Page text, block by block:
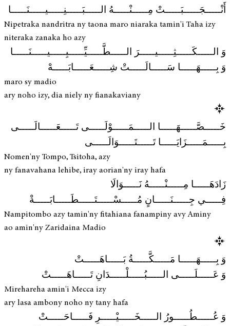
أَنْـــــجَـــــبَـــــتْ مِـــــنْـــــهُ الـــــبَـــــنِـــــيـــــنَـــــا
Nipetraka nandritra ny taona maro niaraka tamin'i Taha izy
niteraka zanaka ho azy
وَ الـــــكَـــــثِـــــيـــــرَ الـــــطَّـــــيِّـــــبِـــــيـــــنَـــــا
وَ بِـــــهَـــــا سَـــــالَـــــتْ شِـــــعَـــــابَـــــهْ
maro sy madio
ary noho izy, dia niely ny fianakaviany
خَـــــصَّـــــهَـــــا الـــــمَـــــوْلَـــــى تَـــــعَـــــالَـــــى
بِـــــمَـــــزَايَـــــا تَـــــتَـــــوَالَـــــى
Nomen'ny Tompo, Tsitoha, azy
ny fanavahana lehibe, iray aorian'ny iray hafa
زَادَهَـــــا مِـــــنْـــــهُ نَـــــوَالَا
فِـــــي جِـــــنَـــــانٍ مُـــــسْـــــتَـــــطَـــــابَـــــةْ
Nampitombo azy tamin'ny fitahiana fanampiny avy Aminy
ao amin'ny Zaridaina Madio
وَ بِـــــهَـــــا مَـــــكَّـــــةُ بَـــــاهَـــــتْ
وَ عَـــــلَـــــى الـــــبُـــــلْـــــدَانِ تَـــــاهَـــــتْ
Mirehareha amin'i Mecca izy
ary lasa ambony noho ny tany hafa
وَ عُـــــطُـــــورُ الـــــخَـــــيْـــــرِ فَـــــاحَـــــتْ